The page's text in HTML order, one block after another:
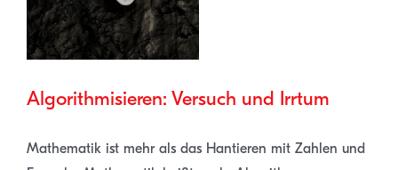
Algorithmisieren: Versuch und Irrtum
Mathematik ist mehr als das Hantieren mit Zahlen und